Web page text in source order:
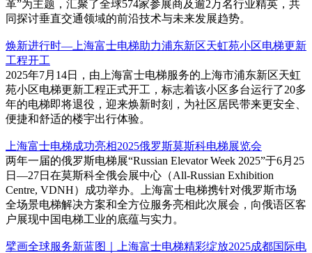
革”为主题，汇聚了全球574家参展商及逾2万名行业精英，共
同探讨垂直交通领域的前沿技术与未来发展趋势。
焕新进行时—上海富士电梯助力浦东新区天虹苑小区电梯更新
工程开工
2025年7月14日，由上海富士电梯服务的上海市浦东新区天虹
苑小区电梯更新工程正式开工，标志着该小区多台运行了20多
年的电梯即将退役，迎来焕新时刻，为社区居民带来更安全、
便捷和舒适的楼宇出行体验。
上海富士电梯成功亮相2025俄罗斯莫斯科电梯展览会
两年一届的俄罗斯电梯展“Russian Elevator Week 2025”于6月25
日—27日在莫斯科全俄会展中心（All-Russian Exhibition
Centre, VDNH）成功举办。上海富士电梯携针对俄罗斯市场
全场景电梯解决方案和全方位服务亮相此次展会，向俄语区客
户展现中国电梯工业的底蕴与实力。
擘画全球服务新蓝图｜上海富士电梯精彩绽放2025成都国际电